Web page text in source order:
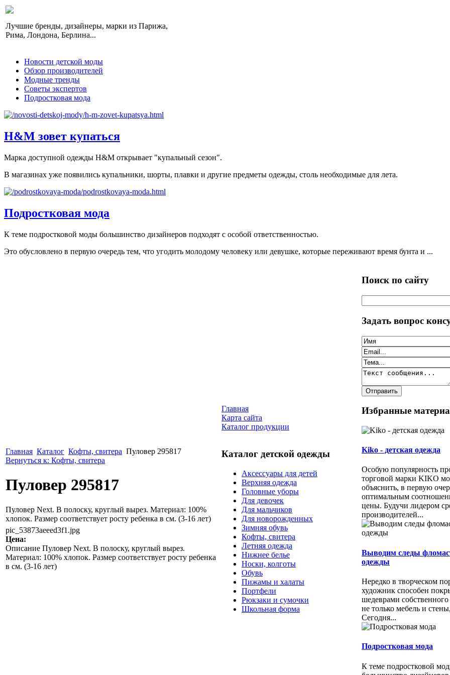
Лучшие бренды, дизайнеры, марки из Парижа,
Рима, Лондона, Берлина...
Новости детской моды
Обзор производителей
Модные тренды
Советы экспертов
Подростковая мода
H&M зовет купаться
Марка доступной одежды H&M открывает "купальный сезон".
В магазинах уже появились купальники, шорты, плавки и другие предметы одежды, столь необходимые для лета.
Подростковая мода
К теме подростковой моды большинство дизайнеров подходят с особой ответственностью.
Это обусловлено в первую очередь тем, что угодить молодому человеку или девушке, которые переживают время бунта и ...
Главная Каталог Кофты, свитера Пуловер 295817
Вернуться к: Кофты, свитера
Пуловер 295817
Пуловер Next. В полоску, круглый вырез. Материал: 100%
хлопок. Размер соответствует росту ребенка в см. (3-16 лет)
pic_53873aeeed3f1.jpg
Цена:
Описание Пуловер Next. В полоску, круглый вырез.
Материал: 100% хлопок. Размер соответствует росту ребенка
в см. (3-16 лет)
Главная
Карта сайта
Каталог продукции
Каталог детской одежды
Аксессуары для детей
Верхняя одежда
Головные уборы
Для девочек
Для мальчиков
Для новорожденных
Зимняя обувь
Кофты, свитера
Летняя одежда
Нижнее белье
Носки, колготы
Обувь
Пижамы и халаты
Портфели
Рюкзаки и сумочки
Школьная форма
Поиск по сайту
Задать вопрос
Избранные
Kiko - детская одежда
Особую популярность
торговой марки KIKO
объяснить, в первую
оптимальным
цены. Будучи лидером
производителей...
Выводим следы
одежды
Нередко в творческом
художник способен
шедеврами собственного
не только мебель и
Сегодня...
Подростковая мода
К теме подростковой